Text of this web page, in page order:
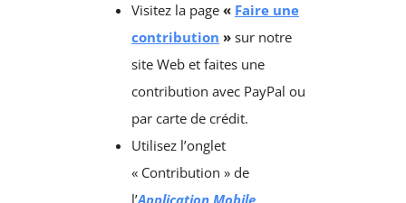
Visitez la page « Faire une
contribution » sur notre
site Web et faites une
contribution avec PayPal ou
par carte de crédit.
Utilisez l’onglet
« Contribution » de
l’Application Mobile